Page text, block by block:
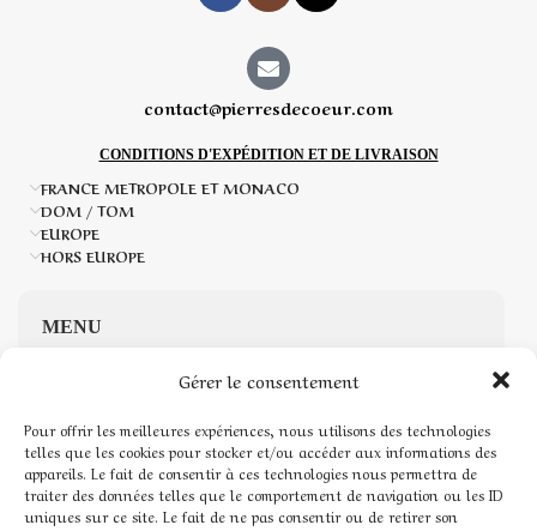
Gérer le consentement
Pour offrir les meilleures expériences, nous utilisons des technologies
telles que les cookies pour stocker et/ou accéder aux informations des
appareils. Le fait de consentir à ces technologies nous permettra de
traiter des données telles que le comportement de navigation ou les ID
uniques sur ce site. Le fait de ne pas consentir ou de retirer son
contact@pierresdecoeur.com
CONDITIONS D'EXPÉDITION ET DE LIVRAISON
FRANCE METROPOLE ET MONACO
DOM / TOM
EUROPE
HORS EUROPE
MENU
Boutique de Pierres naturelles
Mon compte